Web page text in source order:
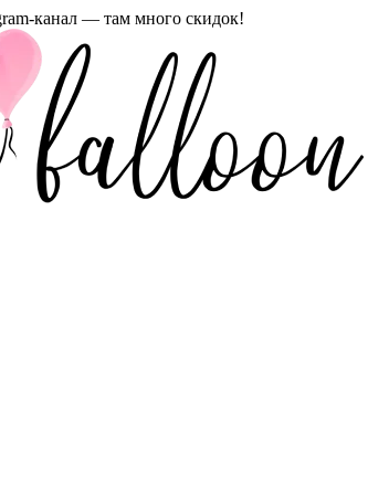
канал — там много скидок!